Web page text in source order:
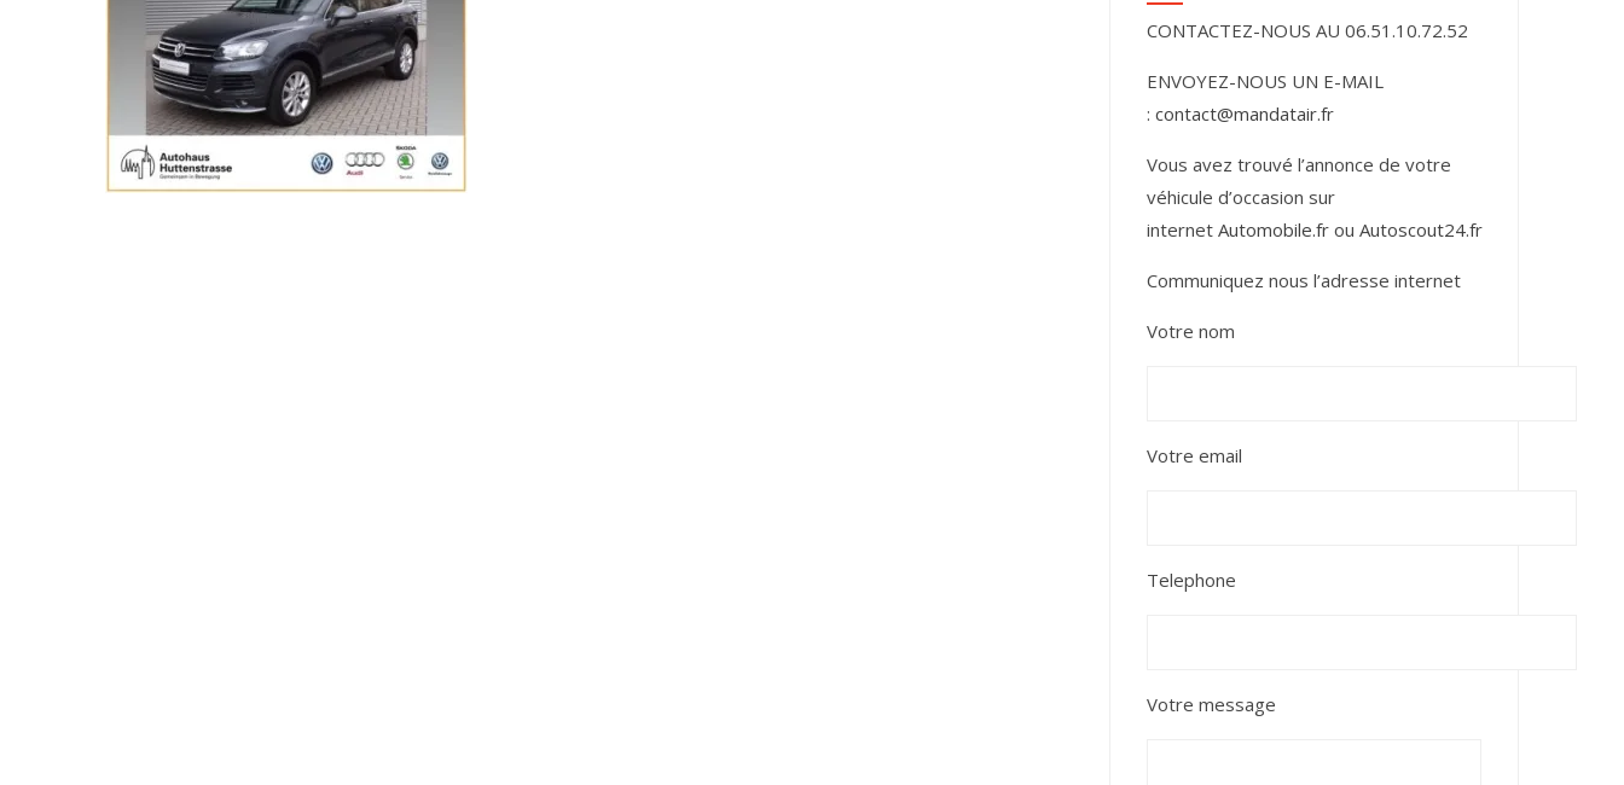
CONTACTEZ-NOUS AU 06.51.10.72.52
ENVOYEZ-NOUS UN E-MAIL
: contact@mandatair.fr
Vous avez trouvé l’annonce de votre
véhicule d’occasion sur
internet Automobile.frou Autoscout24.fr
Communiquez nous l’adresse internet
Votre nom
Votre email
Telephone
Votre message